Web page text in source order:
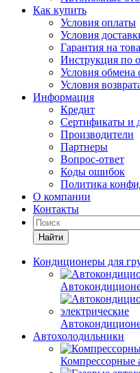
Как купить
Условия оплаты
Условия
Гарантия на
Инструкция по
Условия обмена
Условия
Информация
Кредит
Сертификаты и
Производители
Партнеры
Вопрос-ответ
Коды ошибок
Политика
О компании
Контакты
Найти
Кондиционеры для
Автохолодильники
Компрессорные